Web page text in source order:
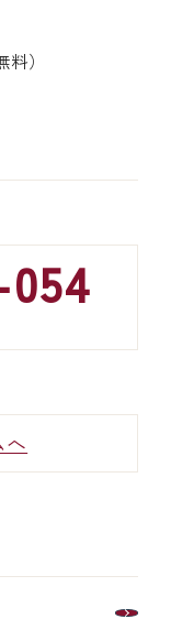
）
へ